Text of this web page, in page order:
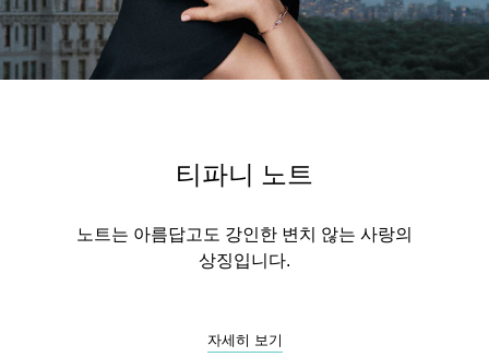
티파니 노트
노트는 아름답고도 강인한 변치 않는 사랑의
상징입니다.
자세히 보기